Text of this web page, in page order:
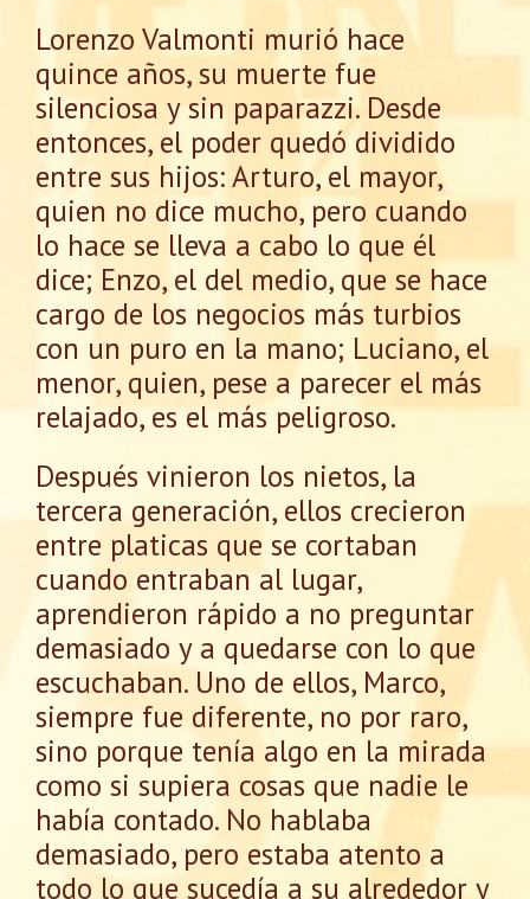
Lorenzo Valmonti murió hace
quince años, su muerte fue
silenciosa y sin paparazzi. Desde
entonces, el poder quedó dividido
entre sus hijos: Arturo, el mayor,
quien no dice mucho, pero cuando
lo hace se lleva a cabo lo que él
dice; Enzo, el del medio, que se hace
cargo de los negocios más turbios
con un puro en la mano; Luciano, el
menor, quien, pese a parecer el más
relajado, es el más peligroso.
Después vinieron los nietos, la
tercera generación, ellos crecieron
entre platicas que se cortaban
cuando entraban al lugar,
aprendieron rápido a no preguntar
demasiado y a quedarse con lo que
escuchaban. Uno de ellos, Marco,
siempre fue diferente, no por raro,
sino porque tenía algo en la mirada
como si supiera cosas que nadie le
había contado. No hablaba
demasiado, pero estaba atento a
todo lo que sucedía a su alrededor y